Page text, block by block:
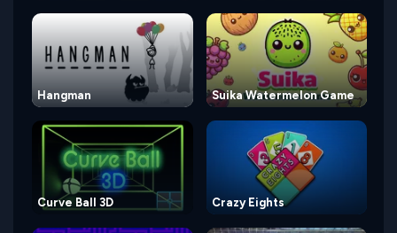
Hangman Suika Watermelon Game
Curve Ball 3D Crazy Eights